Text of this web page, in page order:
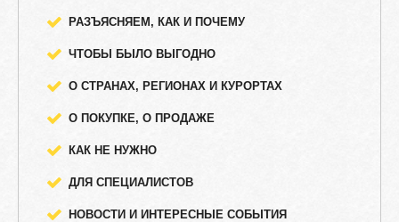
РАЗЪЯСНЯЕМ, КАК И ПОЧЕМУ
ЧТОБЫ БЫЛО ВЫГОДНО
О СТРАНАХ, РЕГИОНАХ И КУРОРТАХ
О ПОКУПКЕ, О ПРОДАЖЕ
КАК НЕ НУЖНО
ДЛЯ СПЕЦИАЛИСТОВ
НОВОСТИ И ИНТЕРЕСНЫЕ СОБЫТИЯ